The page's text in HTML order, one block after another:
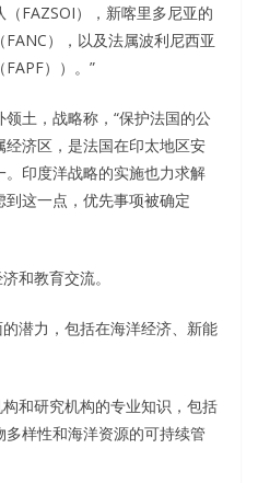
FAZSOI），新喀里多尼亚的
），以及法属波利尼西亚
））。”
土，战略称，“保护法国的公
济区，是法国在印太地区安
印度洋战略的实施也力求解
这一点，优先事项被确定
和教育交流。
潜力，包括在海洋经济、新能
和研究机构的专业知识，包括
样性和海洋资源的可持续管